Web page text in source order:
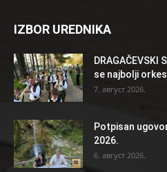
IZBOR UREDNIKA
DRAGAČEVSKI
se najbolji
7. август 2026.
Potpisan
2026.
6. август 2026.